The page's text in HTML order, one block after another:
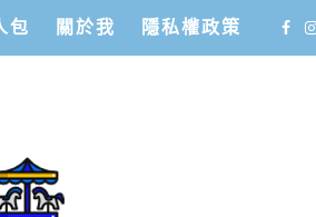
包 關於我 隱私權政策